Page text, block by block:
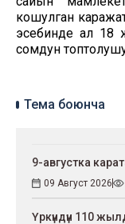
кошулган
эсебинде ал 18
сомдун
Тема боюнча
9-августка
09 Август 2026
Үркүндүн 110